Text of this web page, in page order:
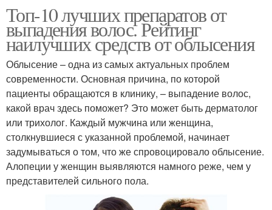
Топ-10 лучших препаратов от
выпадения волос. Рейтинг
наилучших средств от облысения
Облысение – одна из самых актуальных проблем
современности. Основная причина, по которой
пациенты обращаются в клинику, – выпадение волос,
какой врач здесь поможет? Это может быть дерматолог
или трихолог. Каждый мужчина или женщина,
столкнувшиеся с указанной проблемой, начинает
задумываться о том, что же спровоцировало облысение.
Алопеции у женщин выявляются намного реже, чем у
представителей сильного пола.